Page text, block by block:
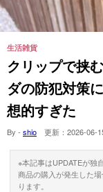
生活雑貨
クリップで挟
ダの防犯対策
想的すぎた
By - shio 更新： 2026-06-
※本記事はUPDATEが独
商品の購入が発生した
ります。